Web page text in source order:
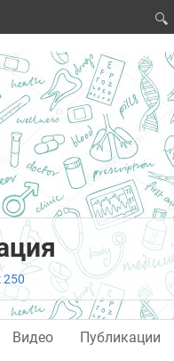
🔍
250
Видео Публикации